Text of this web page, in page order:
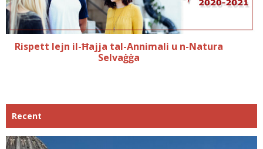
Rispett lejn il-Ħajja tal-Annimali u n-Natura
Selvaġġa
Recent